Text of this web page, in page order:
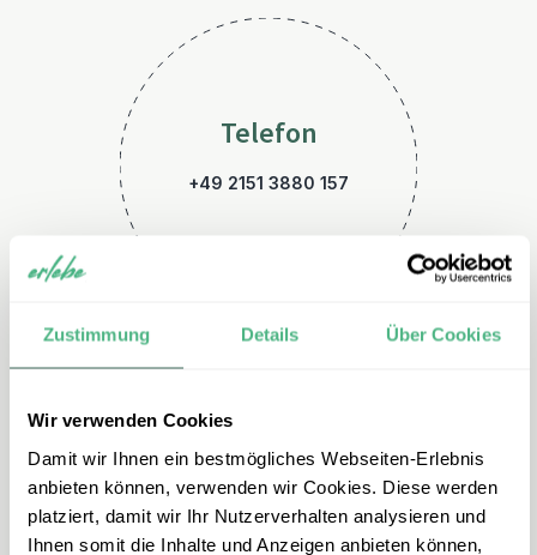
Zustimmung Details Über Cookies
Wir verwenden Cookies
Damit wir Ihnen ein bestmögliches Webseiten-Erlebnis
anbieten können, verwenden wir Cookies. Diese werden
platziert, damit wir Ihr Nutzerverhalten analysieren und
Ihnen somit die Inhalte und Anzeigen anbieten können,
Telefon
+49 2151 3880 157
E-Mail
kroatien@erlebe.de